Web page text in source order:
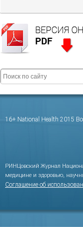
16+ National Health 2015
РИНЦовский Журнал
медицине и здоровью,
Соглашение об